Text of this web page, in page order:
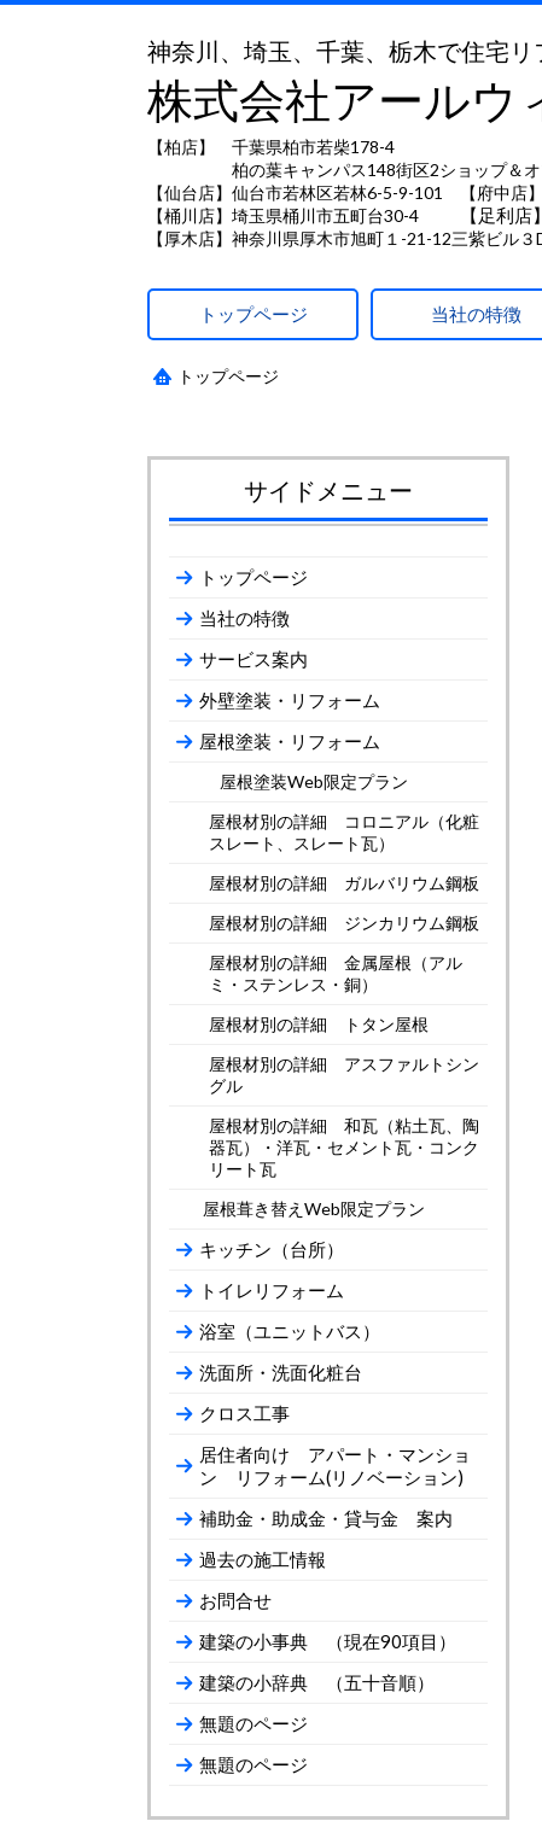
神奈川、埼玉、千葉、栃木で住宅リ
株式会社アールウ
【柏店】 千葉県柏市若柴178-4
柏の葉キャンパス148街区2ショップ＆オ
【仙台店】仙台市若林区若林6-5-9-101 【府中店
【桶川店】埼玉県桶川市五町台30-4
【足利
【厚木店】神奈川県厚木市旭町１-21-12三紫ビル３
トップページ 当社の特徴
トップページ
サイドメニュー
トップページ
当社の特徴
サービス案内
外壁塗装・リフォーム
屋根塗装・リフォーム
屋根塗装Web限定プラン
屋根材別の詳細 コロニアル（化粧
スレート、スレート瓦）
屋根材別の詳細 ガルバリウム鋼板
屋根材別の詳細 ジンカリウム鋼板
屋根材別の詳細 金属屋根（アル
ミ・ステンレス・銅）
屋根材別の詳細 トタン屋根
屋根材別の詳細 アスファルトシン
グル
屋根材別の詳細 和瓦（粘土瓦、陶
器瓦）・洋瓦・セメント瓦・コンク
リート瓦
屋根葺き替えWeb限定プラン
キッチン（台所）
トイレリフォーム
浴室（ユニットバス）
洗面所・洗面化粧台
クロス工事
居住者向け アパート・マンショ
ン リフォーム(リノベーション)
補助金・助成金・貸与金 案内
過去の施工情報
お問合せ
建築の小事典 （現在90項目）
建築の小辞典 （五十音順）
無題のページ
無題のページ